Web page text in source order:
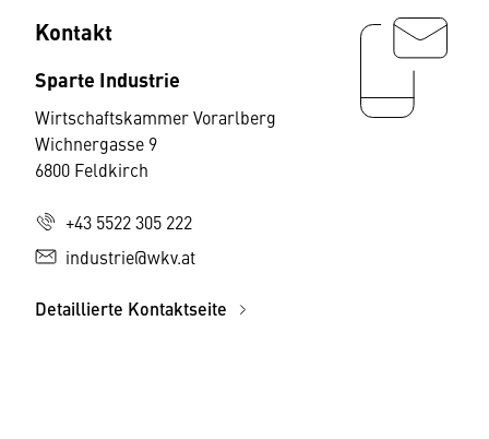
Kontakt
Sparte Industrie
Wirtschaftskammer Vorarlberg
Wichnergasse 9
6800 Feldkirch
+43 5522 305 222
industrie@wkv.at
Detaillierte Kontaktseite